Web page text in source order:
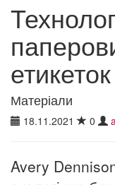
етикеток
Матеріали
18.11.2021 0
Avery